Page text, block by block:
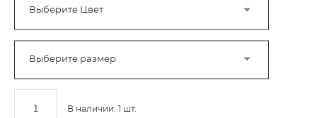
Выберите Цвет
Выберите размер
В наличии: 1 шт.